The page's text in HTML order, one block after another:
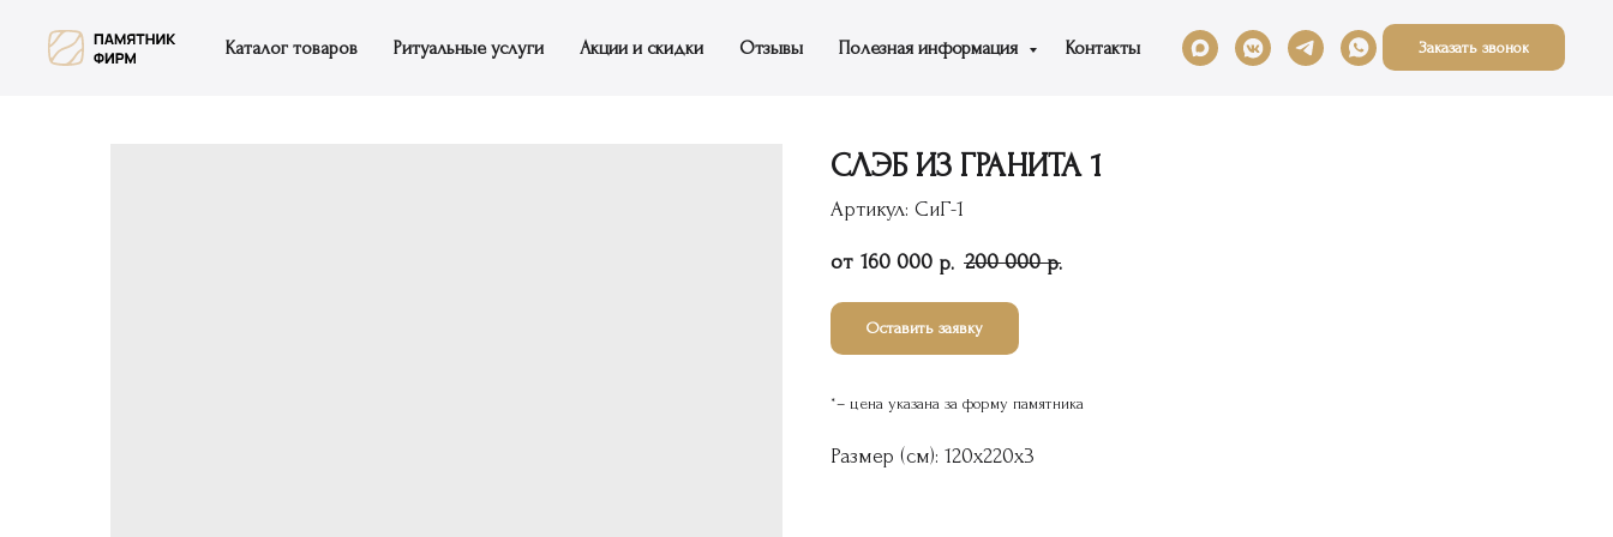
Каталог товаров Ритуальные услуги Акции и скидки Отзывы Полезная информация Контакты Заказать звонок
СЛЭБ ИЗ ГРАНИТА 1
Артикул: CиГ-1
160 000 р. 200 000 р.
Оставить заявку
*– цена указана за форму памятника
Размер (см): 120х220х3